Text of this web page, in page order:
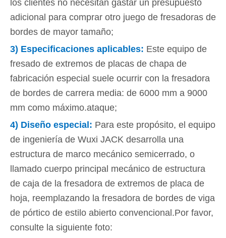
los clientes no necesitan gastar un presupuesto
adicional para comprar otro juego de fresadoras de
bordes de mayor tamaño;
3) Especificaciones aplicables: Este equipo de
fresado de extremos de placas de chapa de
fabricación especial suele ocurrir con la fresadora
de bordes de carrera media: de 6000 mm a 9000
mm como máximo.ataque;
4) Diseño especial: Para este propósito, el equipo
de ingeniería de Wuxi JACK desarrolla una
estructura de marco mecánico semicerrado, o
llamado cuerpo principal mecánico de estructura
de caja de la fresadora de extremos de placa de
hoja, reemplazando la fresadora de bordes de viga
de pórtico de estilo abierto convencional.Por favor,
consulte la siguiente foto: